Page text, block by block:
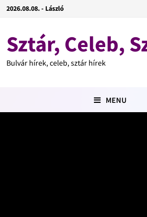
2026.08.08. - László
Sztár, Celeb,
Bulvár hírek, celeb, sztár hírek
MENU